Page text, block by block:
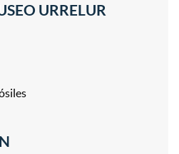
URRELUR